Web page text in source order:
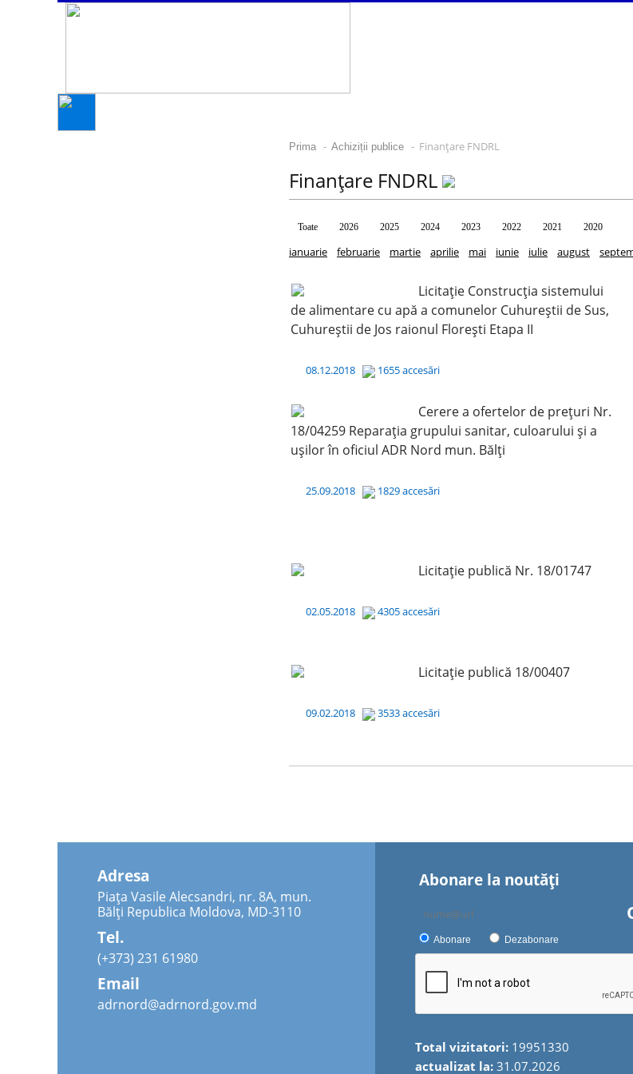
Prima - Achiziții publice - Finanțare FNDRL
Finanțare FNDRL
Toate 2026 2025 2024 2023 2022 2021 2020
ianuarie februarie martie aprilie mai iunie iulie august
Licitație Construcția sistemului
de alimentare cu apă a comunelor Cuhureștii de Sus,
Cuhureștii de Jos raionul Florești Etapa II
08.12.2018 1655 accesări
Cerere a ofertelor de preţuri Nr.
18/04259 Reparația grupului sanitar, culoarului și a
ușilor în oficiul ADR Nord mun. Bălți
25.09.2018 1829 accesări
Licitaţie publică Nr. 18/01747
02.05.2018 4305 accesări
Licitație publică 18/00407
09.02.2018 3533 accesări
Adresa
Piața Vasile Alecsandri, nr. 8A, mun.
Bălți Republica Moldova, MD-3110
Tel.
(+373) 231 61980
Email
adrnord@adrnord.gov.md
Abonare la noutăţi
Abonare Dezabonare
Total vizitatori: 19951330
actualizat la: 31.07.2026